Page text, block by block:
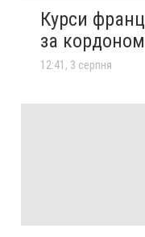
Курси
за кордоном
12:41, 3 серпня